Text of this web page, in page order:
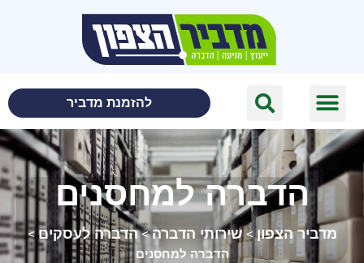
להזמנת מדביר
הדברה למחסנים
מדביר הצפון> שירותי הדברה>הדברה לעסקים>
הדברה למחסנים